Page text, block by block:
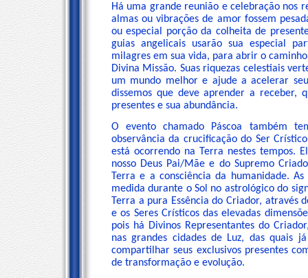
Há uma grande reunião e celebração nos
almas ou vibrações de amor fossem
ou especial porção da colheita de
guias angelicais usarão sua especial
milagres em sua vida, para abrir o
Divina Missão. Suas riquezas celestiais
um mundo melhor e ajude a acelerar
dissemos que deve aprender a receber,
presentes e sua abundância.
O evento chamado Páscoa também
observância da crucificação do Ser
está ocorrendo na Terra nestes tempos.
nosso Deus Pai/Mãe e do Supremo
Terra e a consciência da humanidade.
medida durante o Sol no astrológico do
Terra a pura Essência do Criador, através
e os Seres Crísticos das elevadas
pois há Divinos Representantes do
nas grandes cidades de Luz, das quais
compartilhar seus exclusivos presentes
de transformação e evolução.